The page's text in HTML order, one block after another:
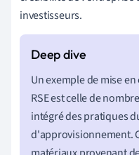
investisseurs.
Un exemple de mise
RSE est celle de
intégré des pratiques
d'approvisionnement.